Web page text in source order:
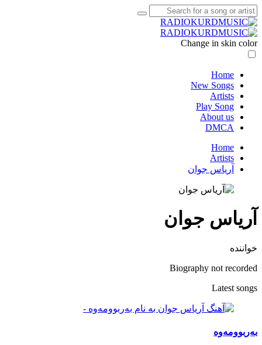
Change in skin color
Home
New Songs
Artists
Play Song
About us
DMCA
Home
Artists
آریاس جوان
آریاس جوان
خواننده
Biography not recorded
Latest songs
بەربوومەوە